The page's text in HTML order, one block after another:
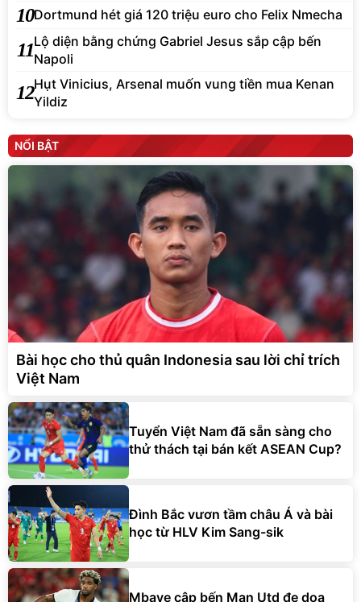
10Dortmund hét giá 120 triệu euro cho Felix Nmecha
11Lộ diện bằng chứng Gabriel Jesus sắp cập bến
Napoli
12Hụt Vinicius, Arsenal muốn vung tiền mua Kenan
Yildiz
NỔI BẬT
Bài học cho thủ quân Indonesia sau lời chỉ trích
Việt Nam
Tuyển Việt Nam đã sẵn sàng cho
thử thách tại bán kết ASEAN Cup?
Đình Bắc vươn tầm châu Á và bài
học từ HLV Kim Sang-sik
Mbaye cập bến Man Utd đe dọa